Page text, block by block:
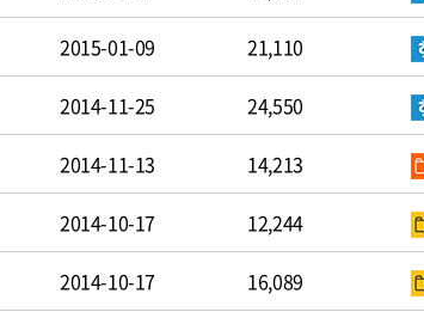
2015-01-09 21,110
2014-11-25 24,550
2014-11-13 14,213
2014-10-17 12,244
2014-10-17 16,089